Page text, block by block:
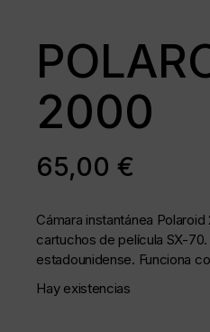
2000
65,00€
Cámara instantánea Polaroid
cartuchos de película SX-
estadounidense. Funciona
Hay existencias